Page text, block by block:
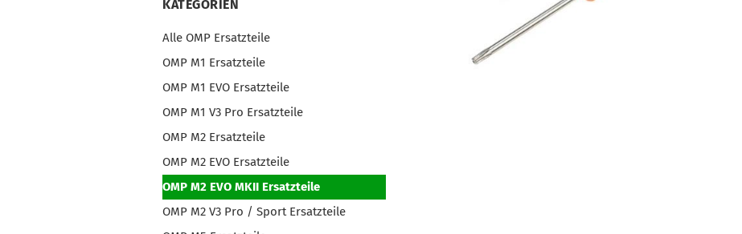
KATEGORIEN
Alle OMP Ersatzteile
OMP M1 Ersatzteile
OMP M1 EVO Ersatzteile
OMP M1 V3 Pro Ersatzteile
OMP M2 Ersatzteile
OMP M2 EVO Ersatzteile
OMP M2 EVO MKII Ersatzteile
OMP M2 V3 Pro / Sport Ersatzteile